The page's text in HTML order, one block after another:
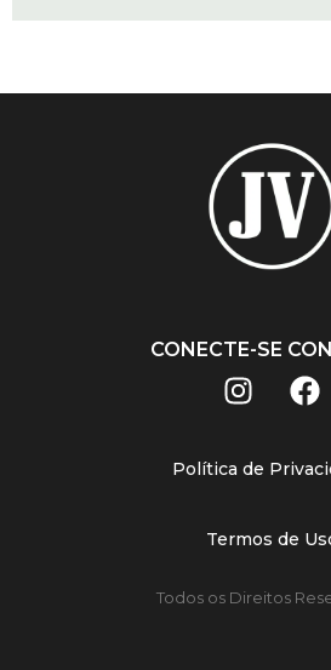
CONECTE-SE
Política de
Termos de
Todos os Direitos